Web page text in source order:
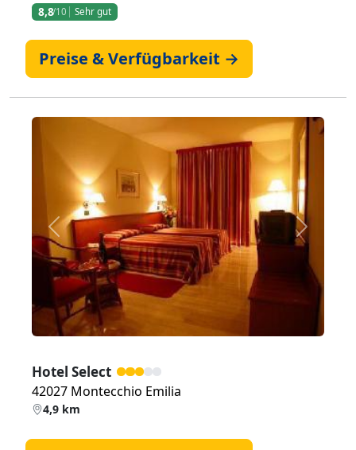
8,8/10 Sehr gut
Preise & Verfügbarkeit →
Zurück Weiter
Hotel Select
42027 Montecchio Emilia
4,9 km